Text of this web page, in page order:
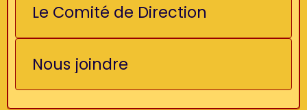
Le Comité de Direction
Nous joindre